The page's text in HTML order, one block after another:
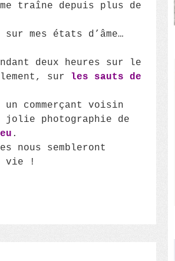
traîne depuis plus de
mes états d’âme…
deux heures sur le
sur les sauts de
commerçant voisin
jolie photographie de
.
nous sembleront
vie !